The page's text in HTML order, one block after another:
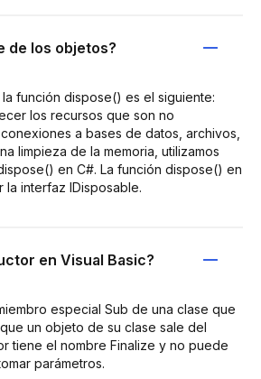
de los objetos?
función dispose() es el siguiente:
los recursos que son no
a bases de datos, archivos,
limpieza de la memoria, utilizamos
en C#. La función dispose() en
la interfaz IDisposable.
en Visual Basic?
especial Sub de una clase que
un objeto de su clase sale del
tiene el nombre Finalize y no puede
parámetros.